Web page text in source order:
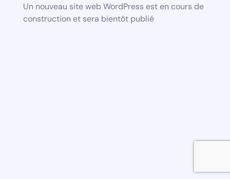
Un nouveau site web WordPress est en cours de
construction et sera bientôt publié